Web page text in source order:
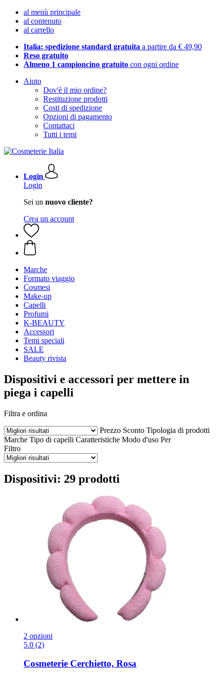
al menù principale
al contenuto
al carrello
Italia: spedizione standard gratuita a partire da € 49,90
Reso gratuito
Almeno 1 campioncino gratuito con ogni ordine
Aiuto
Dov'è il mio ordine?
Restituzione prodotti
Costi di spedizione
Opzioni di pagamento
Contattaci
Tutti i temi
Login
Login
Sei un nuovo cliente?
Crea un account
Marche
Formato viaggio
Cosmesi
Make-up
Capelli
Profumi
K-BEAUTY
Accessori
Temi speciali
SALE
Beauty rivista
Dispositivi e accessori per mettere in
piega i capelli
Filtra e ordina
Prezzo Sconto Tipologia di prodotti
Marche Tipo di capelli Caratteristiche Modo d'uso Per
Filtro
Dispositivi: 29 prodotti
2 opzioni
5.0 (2)
Cosmeterie Cerchietto, Rosa